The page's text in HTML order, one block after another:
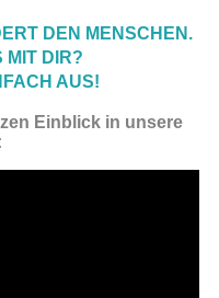
DEN MENSCHEN.
MIT DIR?
AUS!
Einblick in unsere